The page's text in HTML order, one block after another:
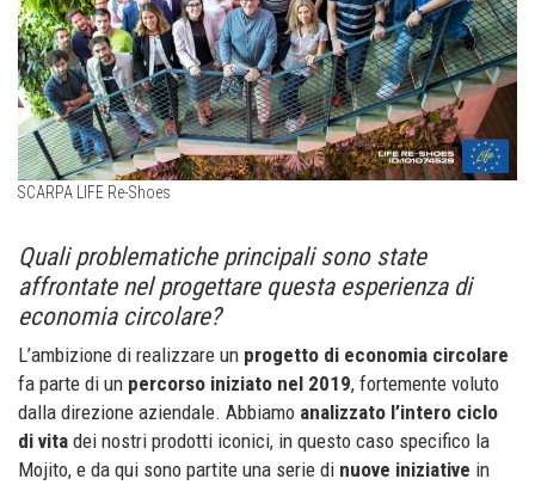
SCARPA LIFE Re-Shoes
Quali problematiche principali sono state
affrontate nel progettare questa esperienza di
economia circolare?
L’ambizione di realizzare un progetto di economia circolare
fa parte di un percorso iniziato nel 2019, fortemente voluto
dalla direzione aziendale. Abbiamo analizzato l’intero ciclo
di vita dei nostri prodotti iconici, in questo caso specifico la
Mojito, e da qui sono partite una serie di nuove iniziative in